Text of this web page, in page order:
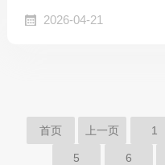
本届展会汇聚全球 5000 余
2026-04-21
首页 上一页 1
5 6